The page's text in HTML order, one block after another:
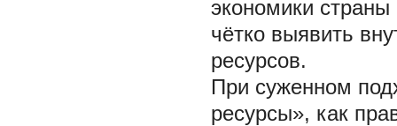
экономики страны
чётко выявить
ресурсов.
При суженном
ресурсы», как